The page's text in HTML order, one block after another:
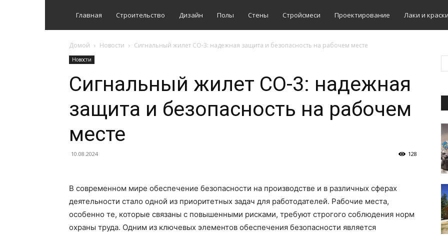
Главная Строительство Дизайн Полы Стены Стройсмеси Проектирование Лаки и краски
Домой Новости Сигнальный жилет СО-3: надежная защита и безопасность на рабочем месте
Новости
Сигнальный жилет СО-3: надежная
защита и безопасность на рабочем
месте
10.08.2024 128
В современном мире обеспечение безопасности на производстве и в различных сферах
деятельности стало одной из приоритетных задач для работодателей. Рабочие места,
особенно те, которые связаны с повышенными рисками, требуют строгого соблюдения норм
охраны труда. Одним из ключевых элементов обеспечения безопасности является